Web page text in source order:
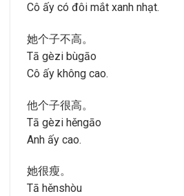
Cô ấy có đôi mắt xanh nhạt.
她个子不高。
Tā gèzi bùgāo
Cô ấy không cao.
他个子很高。
Tā gèzi hěngāo
Anh ấy cao.
她很瘦。
Tā hěnshòu